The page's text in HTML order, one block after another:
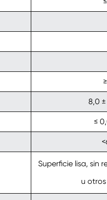
8,0
≤
Superficie lisa, sin
u